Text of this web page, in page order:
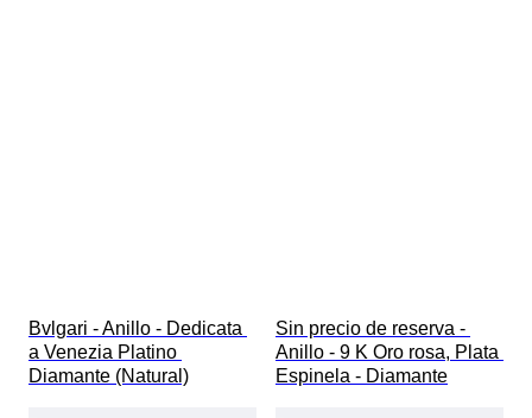
Bvlgari - Anillo - Dedicata
a Venezia Platino
Diamante (Natural)
Sin precio de reserva -
Anillo - 9 K Oro rosa, Plata
Espinela - Diamante